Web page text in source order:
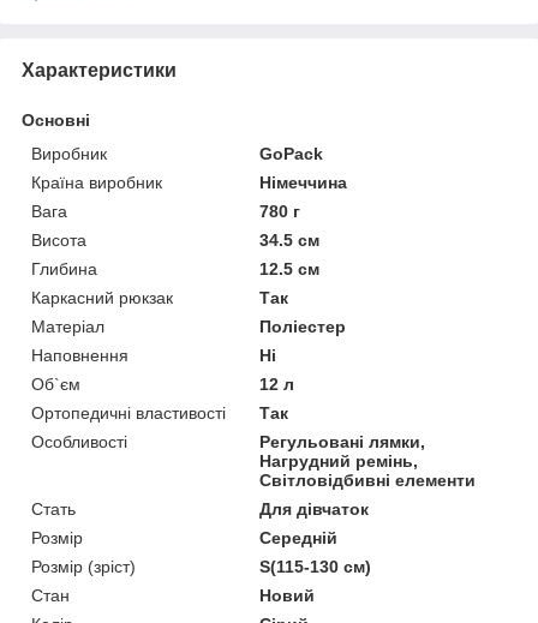
Характеристики
Основні
Виробник
GoPack
Країна виробник
Німеччина
Вага
780 г
Висота
34.5 см
Глибина
12.5 см
Каркасний рюкзак
Так
Матеріал
Поліестер
Наповнення
Ні
Об`єм
12 л
Ортопедичні властивості
Так
Особливості
Регульовані лямки,
Нагрудний ремінь,
Світловідбивні елементи
Стать
Для дівчаток
Розмір
Середній
Розмір (зріст)
S(115-130 см)
Стан
Новий